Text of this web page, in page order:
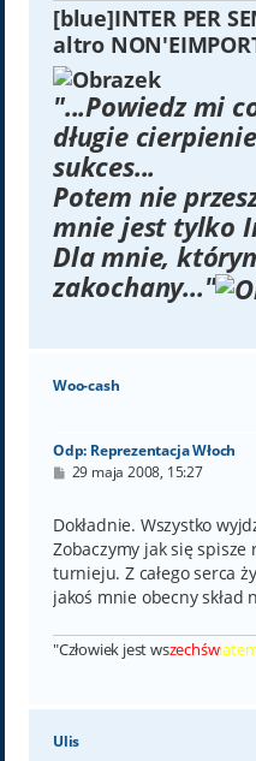
[blue]INTER PER
altro
"...Powiedz mi
długie
sukces...
Potem nie
mnie jest tylko
Dla mnie,
zakochany..."
Woo-cash
Odp: Reprezentacja Włoch
P
t
29 maja 2008, 15:27
Dokładnie. Wszystko
Zobaczymy jak się spisze
turnieju. Z całego serca
jakoś mnie obecny skład
"Człowiek jest wszechśw
Ulis